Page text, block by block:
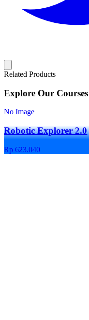
Related Products
Explore Our Courses
No Image
Robotic Explorer 2.0
Rp 623.040